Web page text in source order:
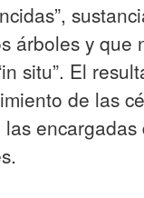
árboles y que
situ”. El
de las
encargadas